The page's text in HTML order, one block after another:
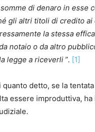
di denaro in esse
gli altri titoli di credito ai
la stessa
notaio o da altro
legge a riceverli ”. [1]
quanto detto, se la
essere improduttiva, ha